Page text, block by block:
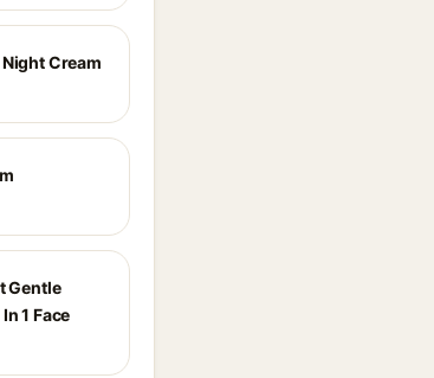
Cream
Gentle
1 Face